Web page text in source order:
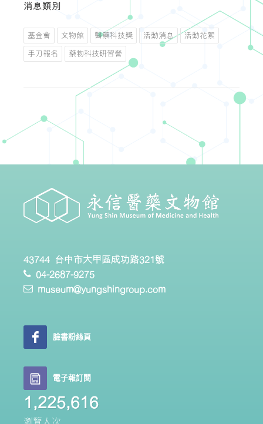
消息類別
基金會 文物館 醫藥科技獎 活動消息 活動花絮
手刀報名 藥物科技研習營
43744 台中市大甲區成功路321號
04-2687-9275
museum@yungshingroup.com
臉書粉絲頁
電子報訂閱
1,225,616
瀏覽人次